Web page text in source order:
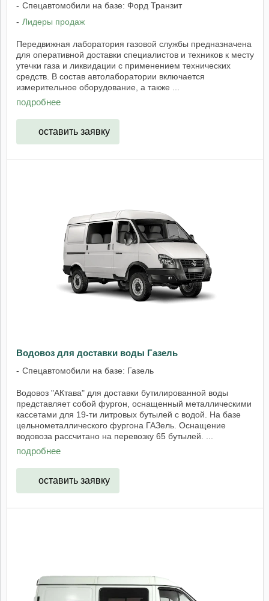
Спецавтомобили на базе: Форд Транзит
Лидеры продаж
Передвижная лаборатория газовой службы предназначена
для оперативной доставки специалистов и техников к месту
утечки газа и ликвидации с применением технических
средств. В состав автолаборатории включается
измерительное оборудование, а также ...
подробнее
оставить заявку
Водовоз для доставки воды Газель
Спецавтомобили на базе: Газель
Водовоз "АКтава" для доставки бутилированной воды
представляет собой фургон, оснащенный металлическими
кассетами для 19-ти литровых бутылей с водой. На базе
цельнометаллического фургона ГАЗель. Оснащение
водовоза рассчитано на перевозку 65 бутылей. ...
подробнее
оставить заявку